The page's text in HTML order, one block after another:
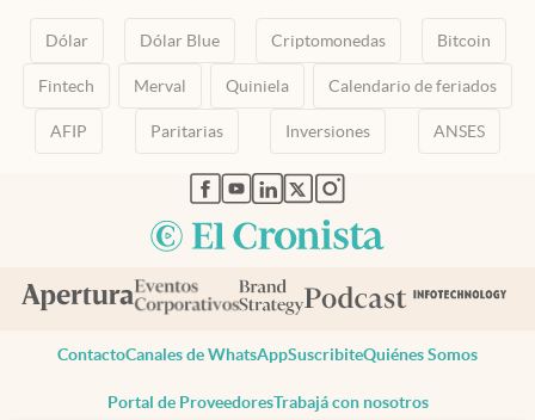
Dólar Dólar Blue Criptomonedas Bitcoin
Fintech Merval Quiniela Calendario de feriados
AFIP Paritarias Inversiones ANSES
abre en nueva pestaña
abre en nueva pestaña
abre en nueva pestaña
abre en nueva pestaña
abre en nueva pestaña
ContactoCanales de WhatsAppSuscribiteQuiénes Somos
Portal de ProveedoresTrabajá con nosotros